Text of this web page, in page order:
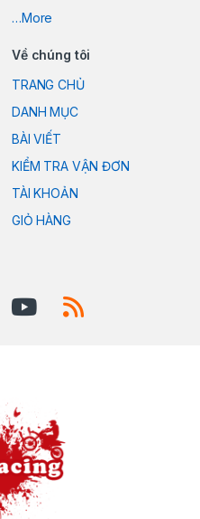
…More
Về chúng tôi
TRANG CHỦ
DANH MỤC
BÀI VIẾT
KIỂM TRA VẬN ĐƠN
TÀI KHOẢN
GIỎ HÀNG